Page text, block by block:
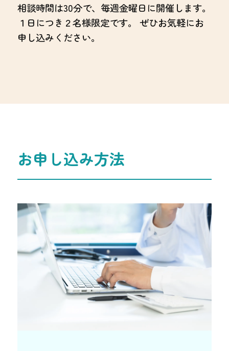
相談時間は30分で、毎週金曜日に開催します。
１日につき２名様限定です。 ぜひお気軽にお
申し込みください。
お申し込み方法